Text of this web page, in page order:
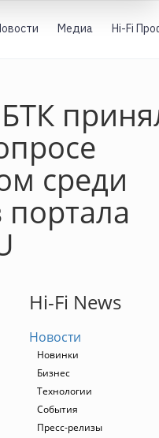
Медиа Hi-Fi
среди
Hi-Fi News
Новости
Новинки
Бизнес
Технологии
События
Пресс-релизы